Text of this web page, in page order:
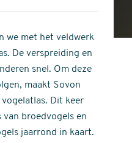
we met het veldwerk
De verspreiding en
snel. Om deze
maakt Sovon
vogelatlas. Dit keer
van broedvogels en
jaarrond in kaart.